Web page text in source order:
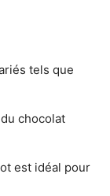
tels que
chocolat
est idéal pour